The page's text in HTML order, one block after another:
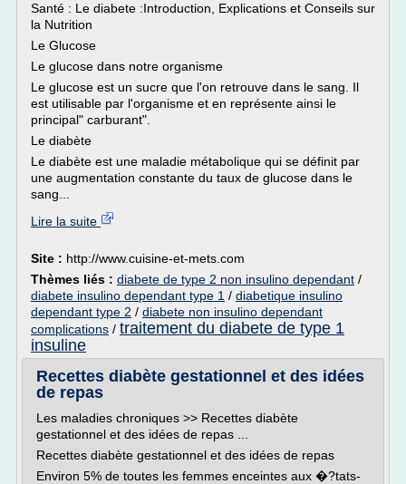
Santé : Le diabete :Introduction, Explications et Conseils sur
la Nutrition
Le Glucose
Le glucose dans notre organisme
Le glucose est un sucre que l'on retrouve dans le sang. Il
est utilisable par l'organisme et en représente ainsi le
principal" carburant".
Le diabète
Le diabète est une maladie métabolique qui se définit par
une augmentation constante du taux de glucose dans le
sang...
Lire la suite
Site : http://www.cuisine-et-mets.com
Thèmes liés : diabete de type 2 non insulino dependant /
diabete insulino dependant type 1 / diabetique insulino
dependant type 2 / diabete non insulino dependant
complications / traitement du diabete de type 1
insuline
Recettes diabète gestationnel et des idées
de repas
Les maladies chroniques >> Recettes diabète
gestationnel et des idées de repas ...
Recettes diabète gestationnel et des idées de repas
Environ 5% de toutes les femmes enceintes aux �?tats-